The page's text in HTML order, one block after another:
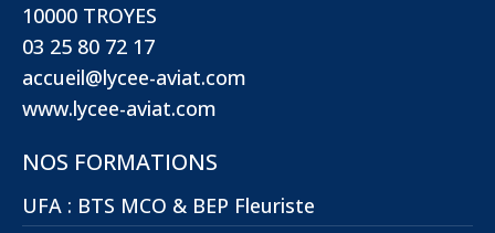
10000 TROYES
03 25 80 72 17
accueil@lycee-aviat.com
www.lycee-aviat.com
NOS FORMATIONS
UFA : BTS MCO & BEP Fleuriste